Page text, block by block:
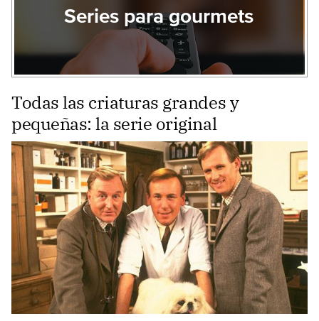
Series para gourmets
Todas las criaturas grandes y
pequeñas: la serie original